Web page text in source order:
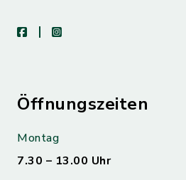
facebookinstagram
Öffnungszeiten
Montag
7.30 – 13.00 Uhr